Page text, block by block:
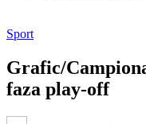
Sport
Grafic/
faza play-off